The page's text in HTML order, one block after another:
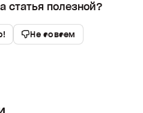
статья полезной?
Не совсем